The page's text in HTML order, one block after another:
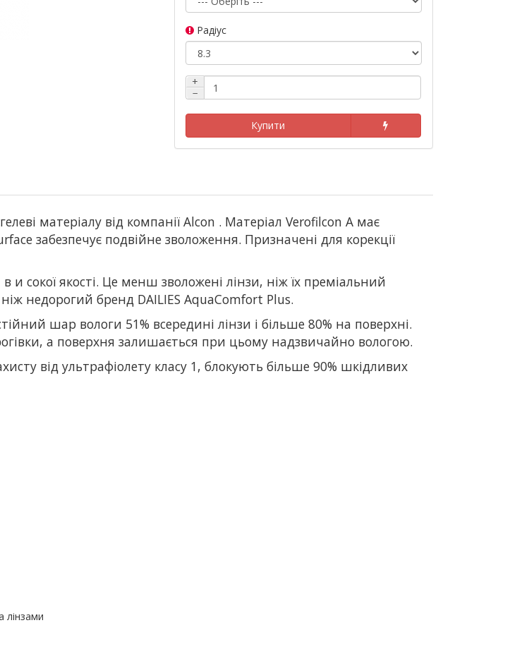
Радіус
+
−
Купити
матеріалу від компанії Alcon . Матеріал Verofilcon A має
забезпечує подвійне зволоження. Призначені для корекції
в и сокої якості. Це менш зволожені лінзи, ніж їх преміальний
недорогий бренд DAILIES AquaComfort Plus.
шар вологи 51% всередині лінзи і більше 80% на поверхні.
а поверхня залишається при цьому надзвичайно вологою.
від ультрафіолету класу 1, блокують більше 90% шкідливих
лінзами